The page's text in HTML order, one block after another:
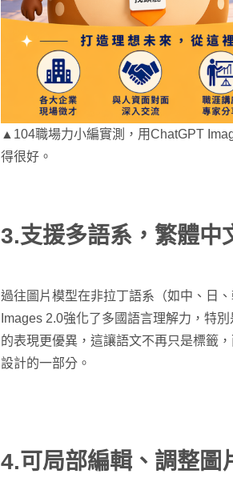
▲104職場力小編實測，用ChatGPT
得很好。
3.支援多語系，繁體中
過往圖片模型在非拉丁語系（如中、日
Images 2.0強化了多國語言理解力，特
的表現更優異，這讓語文不再只是標籤
設計的一部分。
4.可局部編輯、調整圖